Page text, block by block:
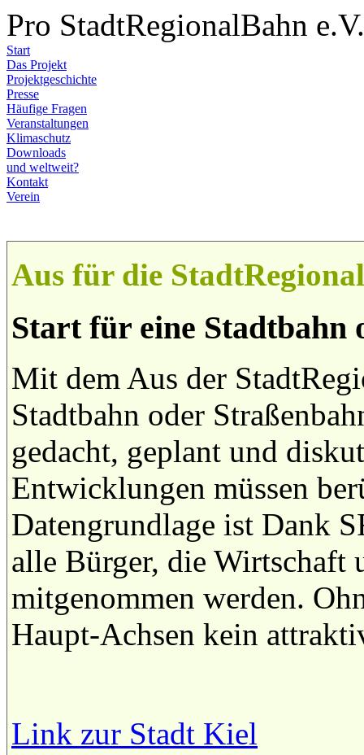
Pro StadtRegionalBahn e.V.
Start
Das Projekt
Projektgeschichte
Presse
Häufige Fragen
Veranstaltungen
Klimaschutz
Downloads
und weltweit?
Kontakt
Verein
Aus für die
Start für eine Stadtbahn
Mit dem Aus der
Stadtbahn oder
gedacht, geplant und
Entwicklungen müssen
Datengrundlage ist Dank
alle Bürger, die Wirtschaft
mitgenommen werden.
Haupt-Achsen kein
Link zur Stadt Kiel